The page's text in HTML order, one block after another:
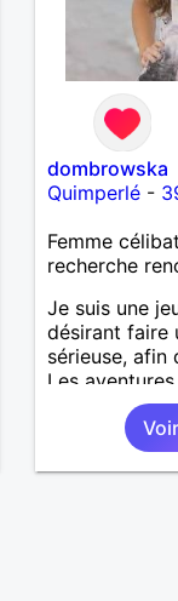
dombrowska
Quimperlé -
Femme
recherche
Je suis une
désirant faire
sérieuse, afin
Les
m'intéressent
un homme
romantique,